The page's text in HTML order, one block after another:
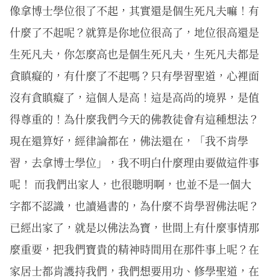
像拿博士學位很了不起，其實還是個生死凡夫嘛！有
什麼了不起呢？就算是你地位很高了，地位很高還是
生死凡夫，你怎麼高也是個生死凡夫，生死凡夫都是
貪瞋癡的，有什麼了不起嗎？只有學習聖道，心裡面
沒有貪瞋癡了，這個人是高！這是高尚的境界，是值
得尊重的！為什麼我們今天的佛教徒會有這種想法？
現在還算好，經律論都在，佛法還在，「我不肯學
習，去拿博士學位」，我不明白什麼理由要做這件事
呢！ 而我們出家人，也很聰明啊，也並不是一個大
字都不認識，也讀過書的，為什麼不肯學習佛法呢？
已經出家了，就是以佛法為寶，世間上有什麼事情那
麼重要，把我們寶貴的精神時間用在那件事上呢？在
家居士都肯護持我們，我們想要用功、修學聖道，在